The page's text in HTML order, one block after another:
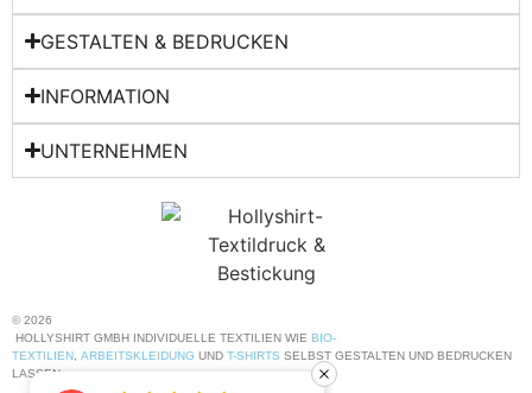
GESTALTEN & BEDRUCKEN
INFORMATION
UNTERNEHMEN
© 2026
HOLLYSHIRT GMBH INDIVIDUELLE TEXTILIEN WIE BIO-
TEXTILIEN ARBEITSKLEIDUNG UND T-SHIRTS SELBST GESTALTEN UND BEDRUCKEN
LASSEN